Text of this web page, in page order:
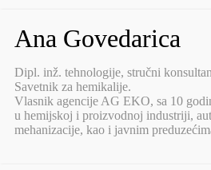
Ana Govedarica
Dipl. inž. tehnologije, stručni
Savetnik za hemikalije.
Vlasnik agencije AG EKO, sa 10
u hemijskoj i proizvodnoj industriji,
mehanizacije, kao i javnim